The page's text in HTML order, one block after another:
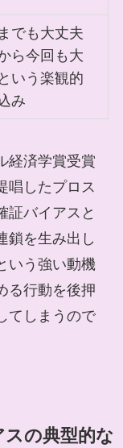
でも大丈夫
ら今回も大
いう楽観的
み
経済学賞受賞
唱したプロス
証バイアスと
鎖を生み出し
いう強い動機
る行動を後押
てしまうので
の典型的な